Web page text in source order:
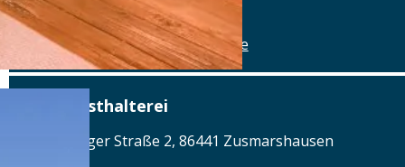
Details
www.alte-brauerei-mertingen.de
Alte Posthalterei
Augsburger Straße 2, 86441 Zusmarshausen